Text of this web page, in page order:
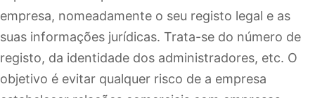
empresa, nomeadamente o seu registo legal e as
suas informações jurídicas. Trata-se do número de
registo, da identidade dos administradores, etc. O
objetivo é evitar qualquer risco de a empresa